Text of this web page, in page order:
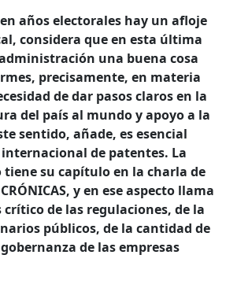
años electorales hay un afloje
considera que en esta última
una buena cosa
precisamente, en materia
de dar pasos claros en la
del país al mundo y apoyo a la
sentido, añade, es esencial
de patentes. La
tiene su capítulo en la charla de
y en ese aspecto llama
de las regulaciones, de la
públicos, de la cantidad de
de las empresas